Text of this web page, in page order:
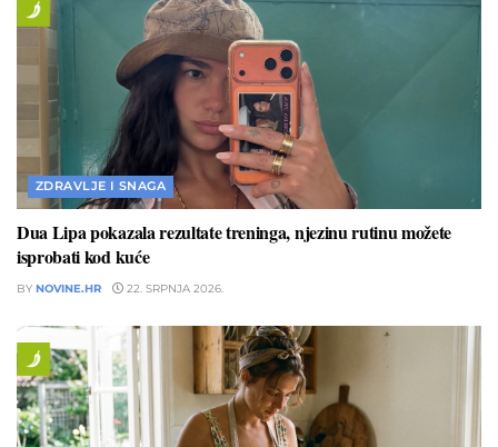
ZDRAVLJE I SNAGA
Dua Lipa pokazala rezultate treninga, njezinu rutinu možete
isprobati kod kuće
BY NOVINE.HR 22. SRPNJA 2026.